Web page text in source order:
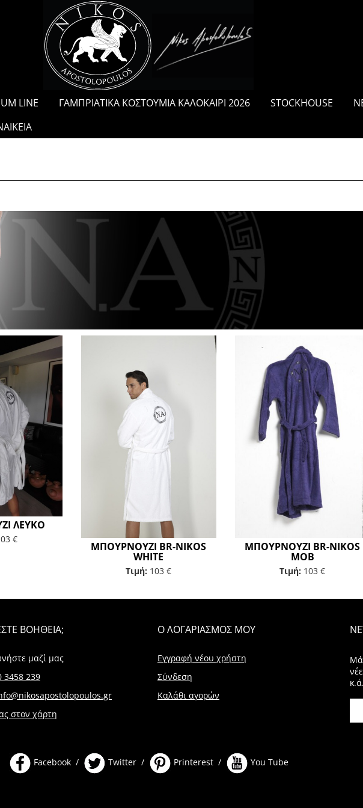
LINE ΓΑΜΠΡΙΑΤΙΚΑ ΚΟΣΤΟΥΜΙΑ ΚΑΛΟΚΑΙΡΙ 2026 STOCKHOUSE
ΛΕΥΚΟ
€
ΜΠΟΥΡΝΟΥΖΙ BR-NIKOS
WHITE
Τιμή: 103 €
ΜΠΟΥΡΝΟΥΖΙ BR-NIKOS
MOB
Τιμή: 103 €
ΒΟΗΘΕΙΑ;
μαζί μας
3458 239
στον χάρτη
Ο ΛΟΓΑΡΙΑΣΜΟΣ ΜΟΥ
Εγγραφή νέου χρήστη
Σύνδεση
Καλάθι αγορών
κ.ά.
Facebook / Twitter / Printerest / You Tube